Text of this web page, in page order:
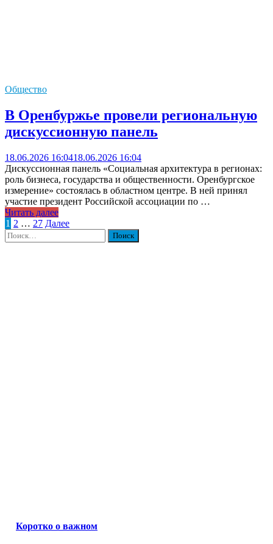
Общество
В Оренбуржье провели региональную
дискуссионную панель
18.06.2026 16:0418.06.2026 16:04
Дискуссионная панель «Социальная архитектура в регионах:
роль бизнеса, государства и общественности. Оренбургское
измерение» состоялась в областном центре. В ней принял
участие президент Российской ассоциации по …
Читать далее
Пагинация
записей
1 2 … 27 Далее
Найти:
Коротко о важном